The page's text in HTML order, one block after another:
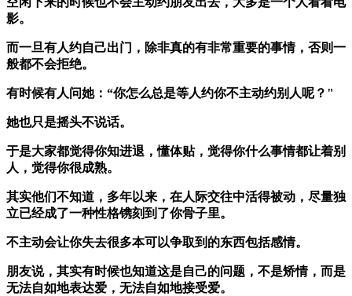
影。
而一旦有人约自己出门，除非真的有非常重要的事情，否则一
般都不会拒绝。
有时候有人问她：“你怎么总是等人约你不主动约别人呢？"
她也只是摇头不说话。
于是大家都觉得你知进退，懂体贴，觉得你什么事情都让着别
人，觉得你很成熟。
其实他们不知道，多年以来，在人际交往中活得被动，尽量独
立已经成了一种性格镌刻到了你骨子里。
不主动会让你失去很多本可以争取到的东西包括感情。
朋友说，其实有时候也知道这是自己的问题，不是矫情，而是
无法自如地表达爱，无法自如地接受爱。